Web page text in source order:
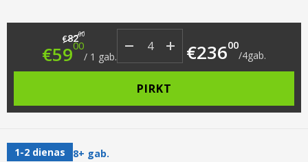
braukšanas apstākļus ziemā. Šo riepu modeli
izstrādājusi starptautiska speciālistu komanda ārvalstu
tirgiem, veicot testus un aptaujas visā pasaulē.
€8200 Original price was: €82.00.
€5900 Current price is: €59.00.
/ 1 gab. €23600
/4gab.
PIRKT
1-2 dienas 8+ gab.